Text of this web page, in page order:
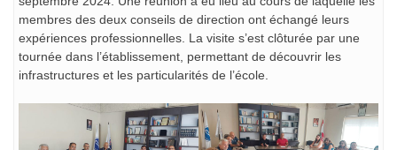
membres des deux conseils de direction ont échangé leurs
expériences professionnelles. La visite s’est clôturée par une
tournée dans l’établissement, permettant de découvrir les
infrastructures et les particularités de l’école.